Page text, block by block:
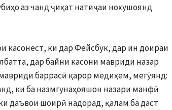
аз чанд ҷиҳат натиҷаи нохушоянд
касонест, ки дар Фейсбук, дар ин доираи
дар байни касони мавриди назар
баррасӣ қарор медиҳем, мегӯянд:
ки ба назмгунаҳояшон назари манфӣ
даъвои шоирӣ надорад, қалам ба даст